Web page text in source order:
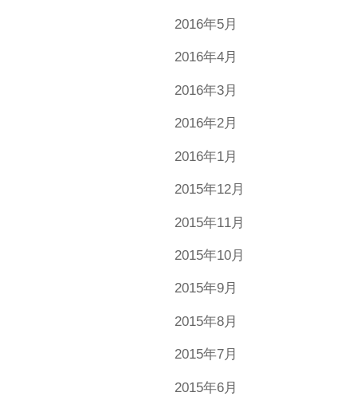
2016年5月
2016年4月
2016年3月
2016年2月
2016年1月
2015年12月
2015年11月
2015年10月
2015年9月
2015年8月
2015年7月
2015年6月